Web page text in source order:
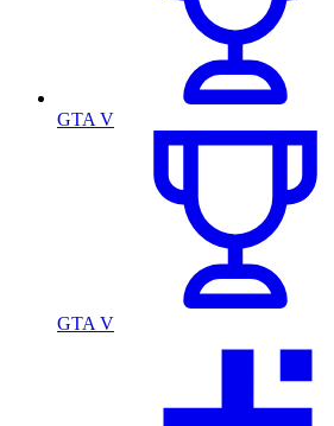
GTA V
GTA V